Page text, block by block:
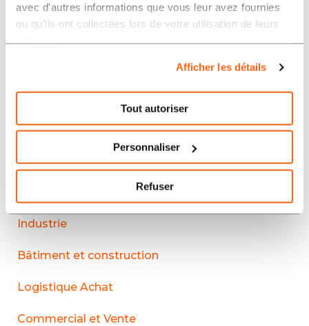
avec d'autres informations que vous leur avez fournies
ou qu'ils ont collectées lors de votre utilisation de leurs
Afficher les détails
Tout autoriser
Personnaliser
Refuser
Aarau
Nos offres d’emploi en Suisse
par secteur
Administration et secrétariat
Horlogerie
Industrie
Bâtiment et construction
Logistique Achat
Commercial et Vente